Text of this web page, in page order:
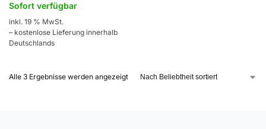
Sofort verfügbar
inkl. 19 % MwSt.
– kostenlose Lieferung innerhalb
Deutschlands
Alle 3 Ergebnisse werden angezeigt